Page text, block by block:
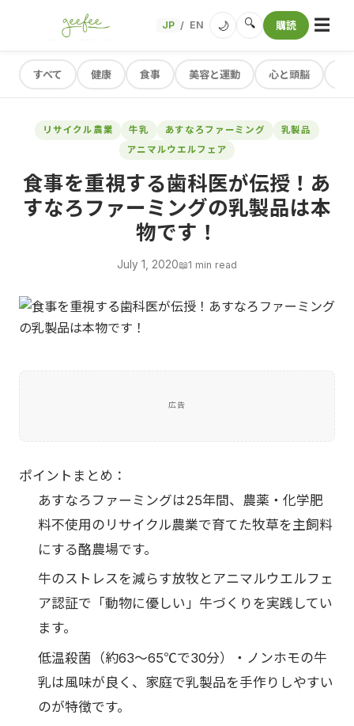
JP / EN 🌙 🔍 購読 ☰
すべて 健康 食事 美容と運動 心と頭脳
リサイクル農業 牛乳 あすなろファーミング
乳製品
アニマルウエルフェア
食事を重視する歯科医が伝授！あ
すなろファーミングの乳製品は本
物です！
July 1, 2020📖1 min read
広告
ポイントまとめ：
あすなろファーミングは25年間、農薬・化学肥
料不使用のリサイクル農業で育てた牧草を主飼料
にする酪農場です。
牛のストレスを減らす放牧とアニマルウエルフェ
ア認証で「動物に優しい」牛づくりを実践してい
ます。
低温殺菌（約63〜65℃で30分）・ノンホモの牛
乳は風味が良く、家庭で乳製品を手作りしやすい
のが特徴です。